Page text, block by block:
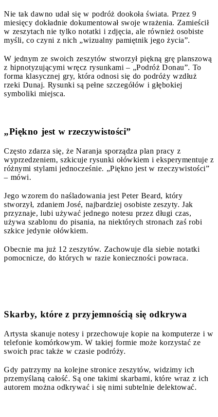
Nie tak dawno udał się w podróż dookoła świata. Przez 9
miesięcy dokładnie dokumentował swoje wrażenia. Zamieścił
w zeszytach nie tylko notatki i zdjęcia, ale również osobiste
myśli, co czyni z nich „wizualny pamiętnik jego życia”.
W jednym ze swoich zeszytów stworzył piękną grę planszową
z hipnotyzującymi wręcz rysunkami – „Podróż Donau”. To
forma klasycznej gry, która odnosi się do podróży wzdłuż
rzeki Dunaj. Rysunki są pełne szczegółów i głębokiej
symboliki miejsca.
„Piękno jest w rzeczywistości”
Często zdarza się, że Naranja sporządza plan pracy z
wyprzedzeniem, szkicuje rysunki ołówkiem i eksperymentuje z
różnymi stylami jednocześnie. „Piękno jest w rzeczywistości”
– mówi.
Jego wzorem do naśladowania jest Peter Beard, który
stworzył, zdaniem José, najbardziej osobiste zeszyty. Jak
przyznaje, lubi używać jednego notesu przez długi czas,
używa szablonu do pisania, na niektórych stronach zaś robi
szkice jedynie ołówkiem.
Obecnie ma już 12 zeszytów. Zachowuje dla siebie notatki
pomocnicze, do których w razie konieczności powraca.
Skarby, które z przyjemnością się odkrywa
Artysta skanuje notesy i przechowuje kopie na komputerze i w
telefonie komórkowym. W takiej formie może korzystać ze
swoich prac także w czasie podróży.
Gdy patrzymy na kolejne stronice zeszytów, widzimy ich
przemyślaną całość. Są one takimi skarbami, które wraz z ich
autorem można odkrywać i się nimi subtelnie delektować.